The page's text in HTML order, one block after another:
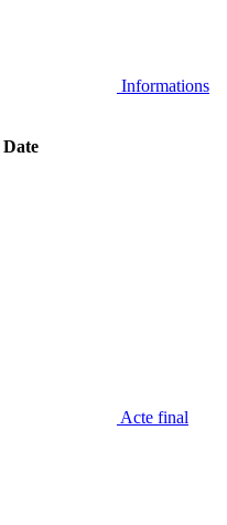
Informations
Date
Acte final